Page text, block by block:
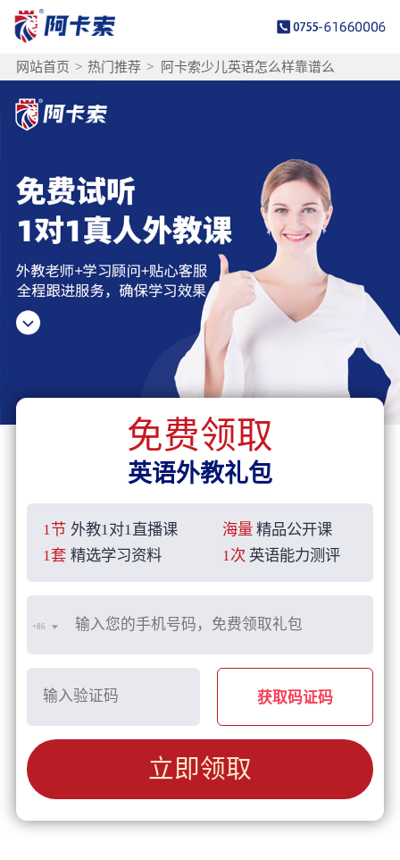
网站首页 > 热门推荐 > 阿卡索少儿英语怎么样靠谱么
免费领取
英语外教礼包
1节 外教1对1直播课 海量 精品公开课
1套 精选学习资料 1次 英语能力测评
+86
获取码证码
立即领取